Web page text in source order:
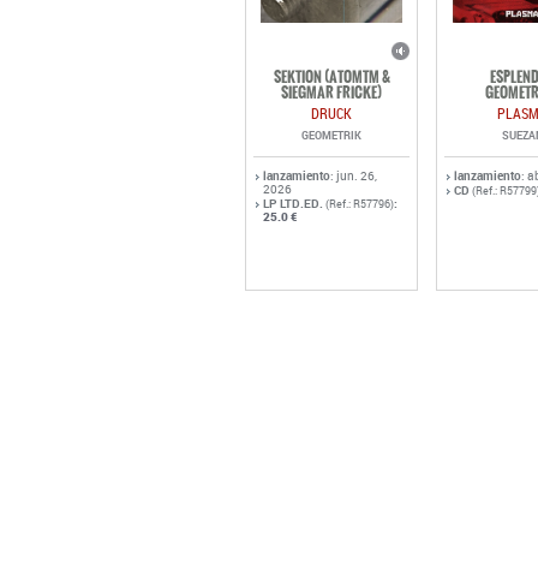
SEKTION (ATOMTM &
SIEGMAR FRICKE)
DRUCK
GEOMETRIK
lanzamiento: jun. 26,
2026
LP LTD.ED. (Ref.: R57796):
25.0 €
lanzamiento:
CD (Ref.: